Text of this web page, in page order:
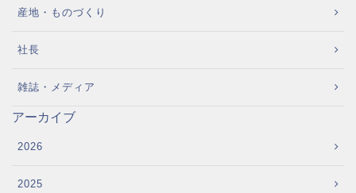
産地・ものづくり
社長
雑誌・メディア
アーカイブ
2026
2025